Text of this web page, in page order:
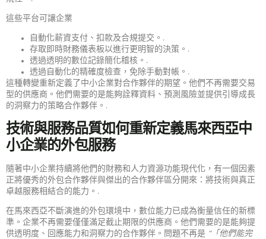
這些平台可讓企業
自動化薪資支付、扣款及合規提交。.
存取即時財務儀表板以進行更明智的決策。.
透過透明的數位記錄簡化稽核。.
透過自動化的精確度檢查，免除手動對帳。.
這種轉變重新定義了中小企業對合作夥伴的期望。他們不再需要交易
型的供應商。他們需要的是能夠詮釋資料、預測風險並提供引導成長
的洞察力的策略合作夥伴。.
技術與服務品質如何重新定義馬來西亞中
小企業的外包服務
隨著中小企業持續將他們的財務和人力資源功能現代化，有一個因素
正將優秀的外包合作夥伴與傑出的合作夥伴區分開來：將技術與真正
卓越服務相結合的能力。.
在馬來西亞不斷演進的外包環境中，數位能力已成為衡量信任的新標
準。企業不再需要僅僅滿足截止期限的供應商。他們需要的是能夠提
供透明度、回應能力和洞察力的合作夥伴。問題不再是 “「他們能完